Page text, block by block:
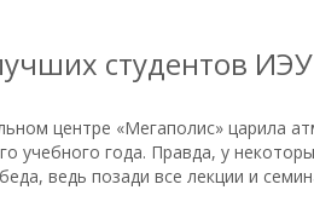
студентов
центре «Мегаполис» царила
учебного года. Правда, у
ведь позади все лекции и